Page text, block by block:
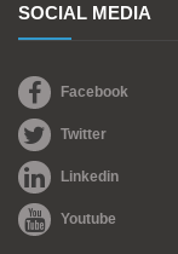
SOCIAL MEDIA
Facebook
Twitter
Linkedin
Youtube